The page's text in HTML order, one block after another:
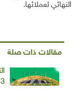
النهائي لعملائها.
مقالات ذات صلة